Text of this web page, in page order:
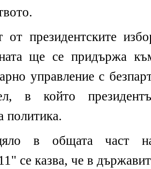
от президентските
ще се придържа
управление с
в който
политика.
в общата част
се казва, че в